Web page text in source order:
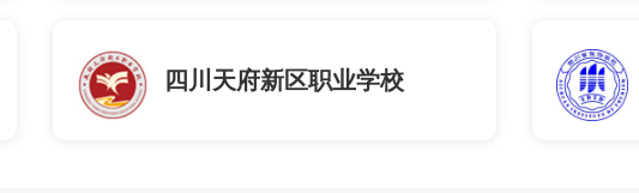
四川天府新区职业学校